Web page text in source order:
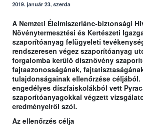
2019. január 23, szerda
A Nemzeti Élelmiszerlánc-biztonsági
Növénytermesztési és Kertészeti
szaporítóanyag felügyeleti
rendszeresen végez szaporítóanyag
forgalomba kerülő dísznövény
fajtaazonosságának,
tulajdonságainak ellenőrzése céljából.
engedélyes díszfaiskolákból vett
szaporítóanyagokkal végzett
eredményeiről szól.
Az ellenőrzés célja